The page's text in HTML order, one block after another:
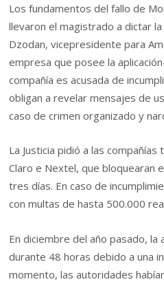
Los fundamentos del fallo de
llevaron el magistrado a dictar
Dzodan, vicepresidente para
empresa que posee la
compañía es acusada de
obligan a revelar mensajes de
caso de crimen organizado y
La Justicia pidió a las
Claro e Nextel, que bloquearan
tres días. En caso de
con multas de hasta 500.000
En diciembre del año pasado, la
durante 48 horas debido a una
momento, las autoridades